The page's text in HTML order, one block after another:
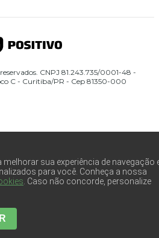
CNPJ 81.243.735/0001-48 -
C - Curitiba/PR - Cep 81350-000
sua experiência de navegação
para você. Conheça a nossa
. Caso não concorde, personalize